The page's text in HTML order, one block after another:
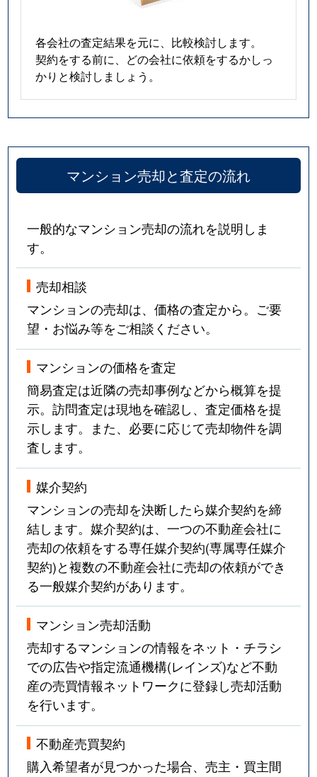
各会社の査定結果を元に、比較検討します。
契約をする前に、どの会社に依頼をするかしっ
かりと検討しましょう。
マンション売却と査定の流れ
一般的なマンション売却の流れを説明しま
す。
売却相談
マンションの売却は、価格の査定から。ご要
望・お悩み等をご相談ください。
マンションの価格を査定
簡易査定は近隣の売却事例などから概算を提
示。訪問査定は現地を確認し、査定価格を提
示します。また、必要に応じて売却物件を調
査します。
媒介契約
マンションの売却を決断したら媒介契約を締
結します。媒介契約は、一つの不動産会社に
売却の依頼をする専任媒介契約(専属専任媒介
契約)と複数の不動産会社に売却の依頼ができ
る一般媒介契約があります。
マンション売却活動
売却するマンションの情報をネット・チラシ
での広告や指定流通機構(レインズ)など不動
産の売買情報ネットワークに登録し売却活動
を行います。
不動産売買契約
購入希望者が見つかった場合、売主・買主間